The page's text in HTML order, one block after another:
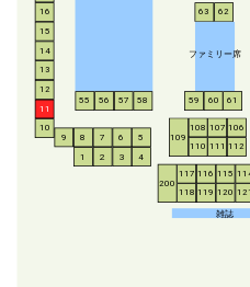
ファミリー席
雑誌
1 2 3 4
5
6
7
8
9
10
11
12
13
14
15
16
55 56 57 58 59 60 61
62
63
106
107
108
109
110 111 112
115
116
117
118 119 120 121
200